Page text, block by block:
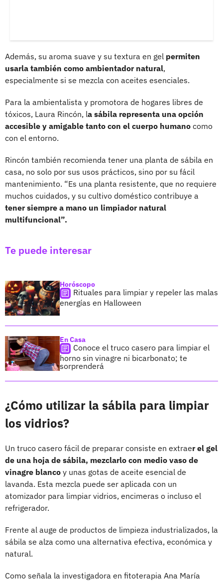
Además, su aroma suave y su textura en gel permiten
usarla también como ambientador natural,
especialmente si se mezcla con aceites esenciales.
Para la ambientalista y promotora de hogares libres de
tóxicos, Laura Rincón, la sábila representa una opción
accesible y amigable tanto con el cuerpo humano como
con el entorno.
Rincón también recomienda tener una planta de sábila en
casa, no solo por sus usos prácticos, sino por su fácil
mantenimiento. “Es una planta resistente, que no requiere
muchos cuidados, y su cultivo doméstico contribuye a
tener siempre a mano un limpiador natural
multifuncional”.
Te puede interesar
Horóscopo
Rituales para limpiar y repeler las malas
energías en Halloween
En Casa
Conoce el truco casero para limpiar el
horno sin vinagre ni bicarbonato; te
sorprenderá
¿Cómo utilizar la sábila para limpiar
los vidrios?
Un truco casero fácil de preparar consiste en extraer el gel
de una hoja de sábila, mezclarlo con medio vaso de
vinagre blanco y unas gotas de aceite esencial de
lavanda. Esta mezcla puede ser aplicada con un
atomizador para limpiar vidrios, encimeras o incluso el
refrigerador.
Frente al auge de productos de limpieza industrializados, la
sábila se alza como una alternativa efectiva, económica y
natural.
Como señala la investigadora en fitoterapia Ana María